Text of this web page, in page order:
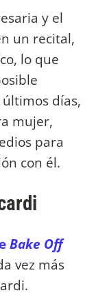
y el
un recital,
lo que
días,
mujer,
para
con él.
Bake Off
vez más